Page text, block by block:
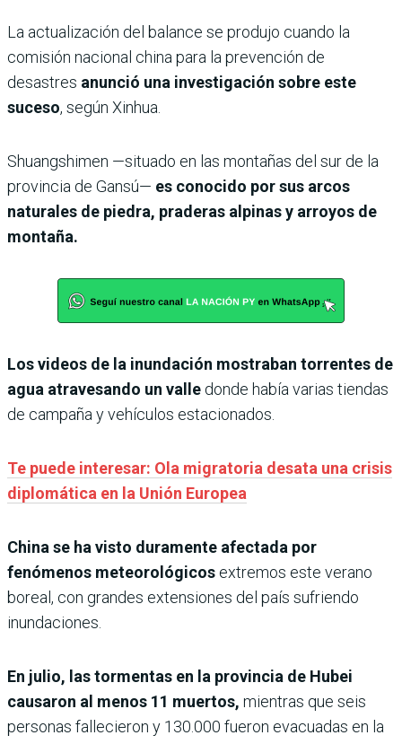
La actualización del balance se produjo cuando la
comisión nacional china para la prevención de
desastres anunció una investigación sobre este
suceso, según Xinhua.
Shuangshimen —situado en las montañas del sur de la
provincia de Gansú— es conocido por sus arcos
naturales de piedra, praderas alpinas y arroyos de
montaña.
Los videos de la inundación mostraban torrentes de
agua atravesando un valle donde había varias tiendas
de campaña y vehículos estacionados.
Te puede interesar: Ola migratoria desata una crisis
diplomática en la Unión Europea
China se ha visto duramente afectada por
fenómenos meteorológicos extremos este verano
boreal, con grandes extensiones del país sufriendo
inundaciones.
En julio, las tormentas en la provincia de Hubei
causaron al menos 11 muertos, mientras que seis
personas fallecieron y 130.000 fueron evacuadas en la